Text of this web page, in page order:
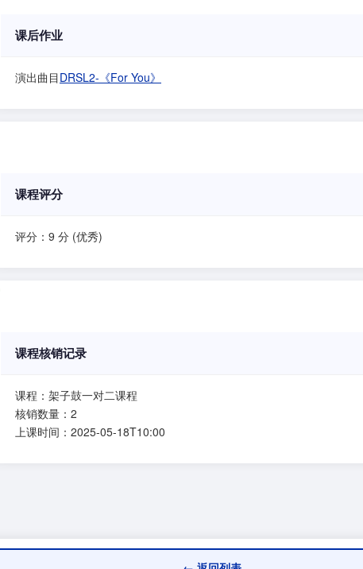
课后作业
演出曲目DRSL2-《For You》
课程评分
评分：9 分 (优秀)
课程核销记录
课程：架子鼓一对二课程
核销数量：2
上课时间：2025-05-18T10:00